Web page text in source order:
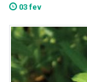
03 fev